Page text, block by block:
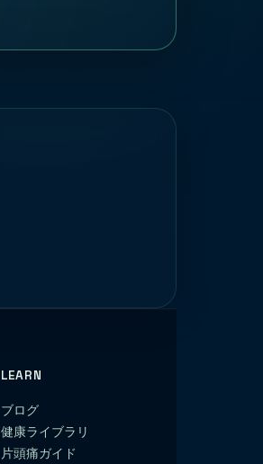
LEARN
ブログ
健康ライブラリ
片頭痛ガイド